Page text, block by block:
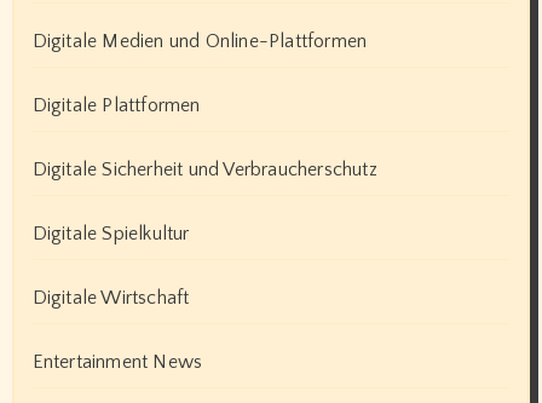
Digitale Medien und Online-Plattformen
Digitale Plattformen
Digitale Sicherheit und Verbraucherschutz
Digitale Spielkultur
Digitale Wirtschaft
Entertainment News